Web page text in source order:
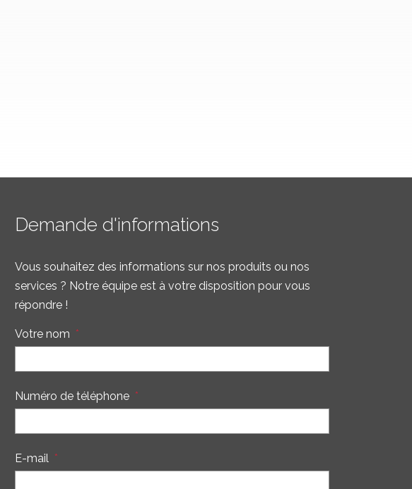
Demande d'informations
Vous souhaitez des informations sur nos produits ou nos
services ? Notre équipe est à votre disposition pour vous
répondre !
Votre nom *
Numéro de téléphone *
E-mail *